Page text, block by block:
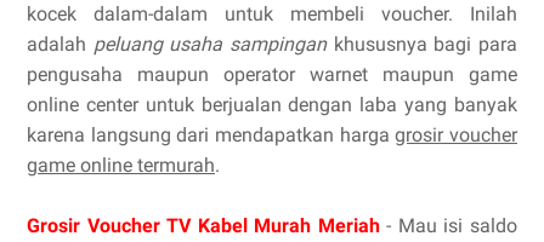
kocek dalam-dalam untuk membeli voucher. Inilah
adalah peluang usaha sampingankhususnya bagi para
pengusaha maupun operator warnet maupun game
online center untuk berjualan dengan laba yang banyak
karena langsung dari mendapatkan hargagrosir voucher
game online termurah.
Grosir Voucher TV Kabel Murah Meriah- Mau isi saldo